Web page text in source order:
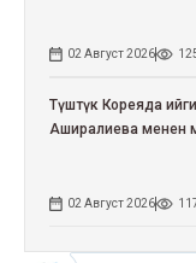
02 Август 2026
Түштүк Кореяда
Аширалиева менен
02 Август 2026